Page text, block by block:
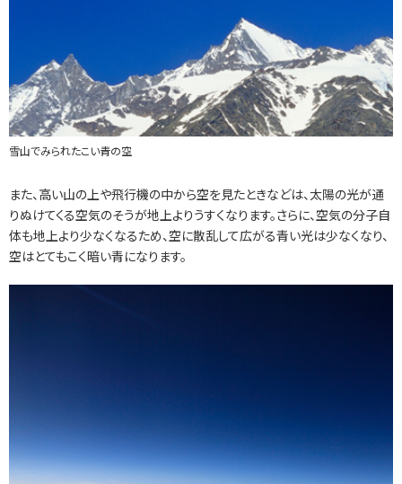
雪山でみられたこい青の空
また、高い山の上や飛行機の中から空を見たときなどは、太陽の光が通
りぬけてくる空気のそうが地上よりうすくなります。さらに、空気の分子自
体も地上より少なくなるため、空に散乱して広がる青い光は少なくなり、
空はとてもこく暗い青になります。